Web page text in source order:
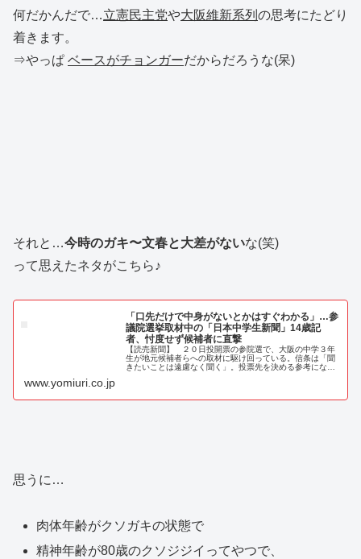
何だかんだで…立憲民主党や大阪維新系列 の思考にたどり
着きます。
⇒やっぱ ベースがチョンガーだからだろうな(呆)
それと…今時のガキ〜文春と大差がないな(笑)
って思えたネタがこちら♪
「口先だけで中身がないとかはすぐわかる」…参
議院選挙取材中の「日本中学生新聞」14歳記
者、忖度せず候補者に直撃
【読売新聞】 ２０日投開票の参院選で、大阪の中学３年
生が地元候補者らへの取材に駆け回っている。信条は「聞
きたいことは遠慮なく聞く」。投票先を決める参考になれ
www.yomiuri.co.jp
思うに…
肉体年齢がクソガキの状態で
精神年齢が80歳のクソジジイってやつで、